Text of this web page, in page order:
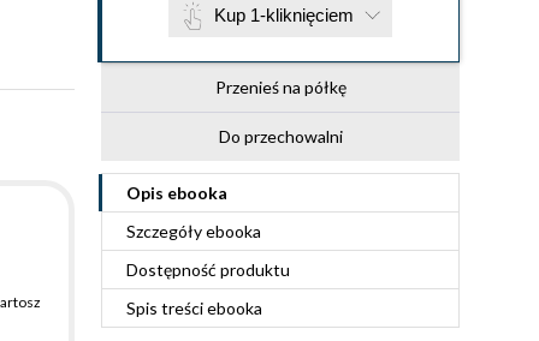
Kup 1-kliknięciem
Przenieś na półkę
Do przechowalni
Opis ebooka
Szczegółyebooka
Dostępność produktu
Spis treściebooka